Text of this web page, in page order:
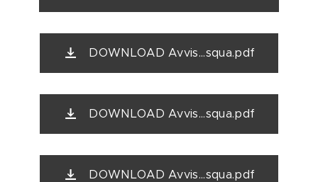
DOWNLOAD Avvis...squa.pdf
DOWNLOAD Avvis...squa.pdf
DOWNLOAD Avvis...squa.pdf